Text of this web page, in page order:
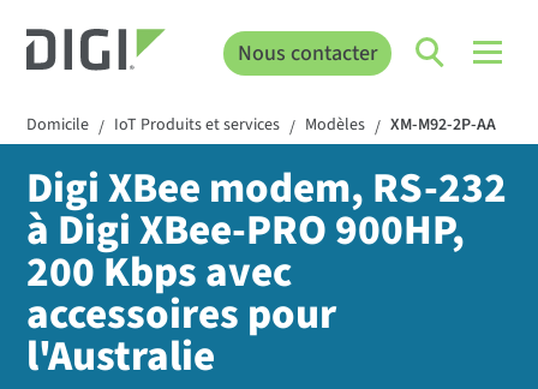
Nous contacter
Domicile / IoT Produits et services / Modèles / XM-M92-2P-AA
Digi XBee modem, RS-232
à Digi XBee-PRO 900HP,
200 Kbps avec
accessoires pour
l'Australie